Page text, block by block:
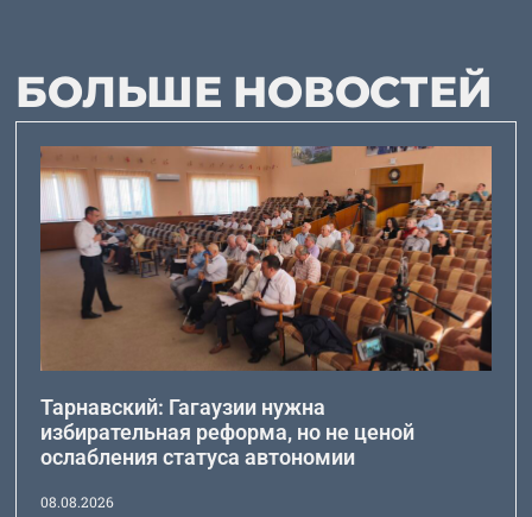
БОЛЬШЕ НОВОСТЕЙ
Тарнавский: Гагаузии нужна
избирательная реформа, но не ценой
ослабления статуса автономии
08.08.2026